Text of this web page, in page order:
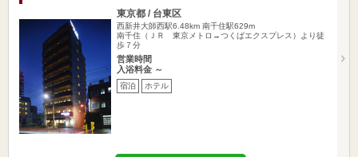
東京都 / 台東区
西新井大師西駅6.48km 南千住駅629m
南千住（ＪＲ 東京メトロ→つくばエクスプレス）より徒
歩７分
営業時間
入浴料金 ～
宿泊 ホテル